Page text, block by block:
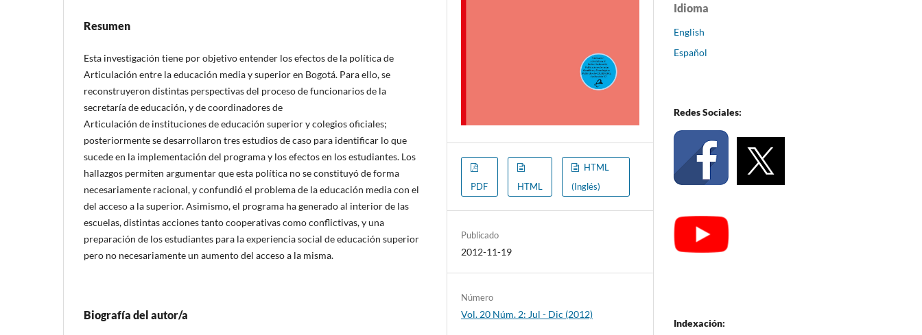
Resumen
Esta investigación tiene por objetivo entender los efectos de la política de
Articulación entre la educación media y superior en Bogotá. Para ello, se
reconstruyeron distintas perspectivas del proceso de funcionarios de la
secretaría de educación, y de coordinadores de
Articulación de instituciones de educación superior y colegios oficiales;
posteriormente se desarrollaron tres estudios de caso para identificar lo que
sucede en la implementación del programa y los efectos en los estudiantes. Los
hallazgos permiten argumentar que esta política no se constituyó de forma
necesariamente racional, y confundió el problema de la educación media con el
del acceso a la superior. Asimismo, el programa ha generado al interior de las
escuelas, distintas acciones tanto cooperativas como conflictivas, y una
preparación de los estudiantes para la experiencia social de educación superior
pero no necesariamente un aumento del acceso a la misma.
Biografía del autor/a
PDF HTML
HTML
(Inglés)
Publicado
2012-11-19
Número
Vol. 20 Núm. 2: Jul - Dic (2012)
Idioma
English
Español
Redes Sociales:
Indexación: